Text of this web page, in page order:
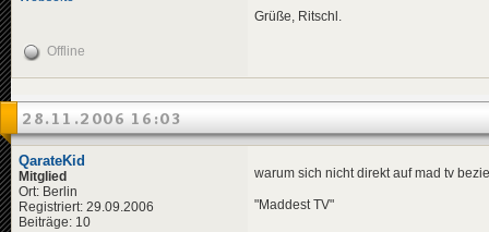
Grüße, Ritschl.
Offline
28.11.2006 16:03
QarateKid
Mitglied
Ort: Berlin
Registriert: 29.09.2006
Beiträge: 10
warum sich nicht direkt auf mad tv
"Maddest TV"